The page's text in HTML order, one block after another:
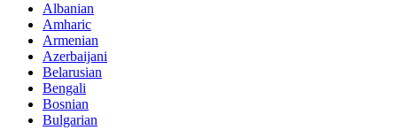
Albanian
Amharic
Armenian
Azerbaijani
Belarusian
Bengali
Bosnian
Bulgarian